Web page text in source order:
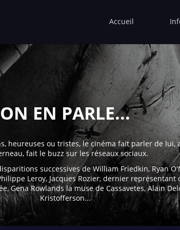
Accueil
ON EN PARLE...
heureuses ou tristes, le cinéma fait parler de lui,
fait le buzz sur les réseaux sociaux.
successives de William Friedkin, Ryan
Leroy, Jacques Rozier, dernier représentant
Gena Rowlands la muse de Cassavetes, Alain
Kristofferson...